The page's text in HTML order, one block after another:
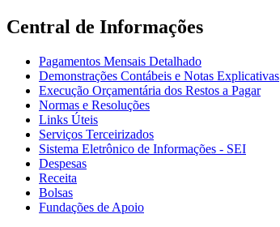
Central de Informações
Pagamentos Mensais Detalhado
Demonstrações Contábeis e Notas Explicativas
Execução Orçamentária dos Restos a Pagar
Normas e Resoluções
Links Úteis
Serviços Terceirizados
Sistema Eletrônico de Informações - SEI
Despesas
Receita
Bolsas
Fundações de Apoio